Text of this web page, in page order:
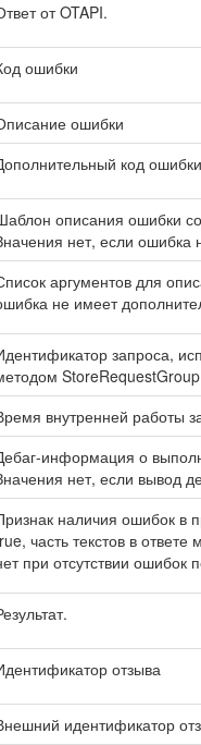
от OTAPI.
ошибки
ошибки
код ошибки
описания ошибки
нет, если ошибка
аргументов для
не имеет
запроса,
внутренней работы
информация о
нет, если вывод
наличия ошибок в
часть текстов в
при отсутствии ошибок
отзыва
идентификатор